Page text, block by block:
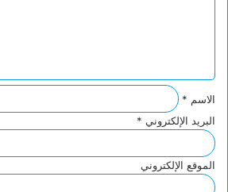
الاسم *
البريد الإلكتروني *
الموقع الإلكتروني